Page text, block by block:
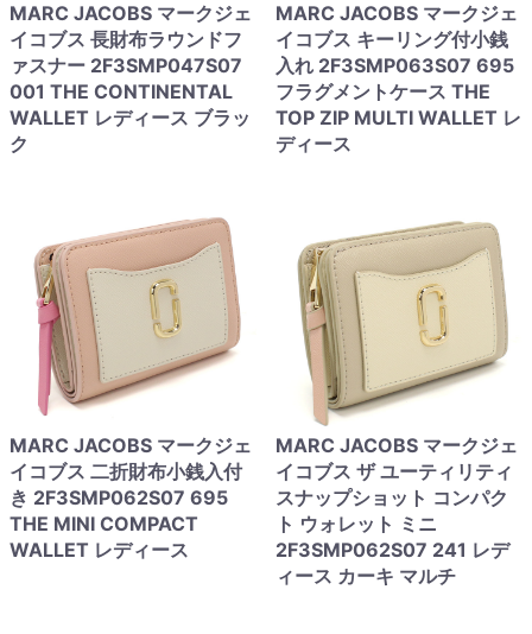
MARC JACOBS マークジェ
イコブス 長財布ラウンドフ
ァスナー 2F3SMP047S07
001 THE CONTINENTAL
WALLET レディース ブラッ
ク
MARC JACOBS マークジェ
イコブス キーリング付小銭
入れ 2F3SMP063S07 695
フラグメントケース THE
TOP ZIP MULTI WALLET レ
ディース
MARC JACOBS マークジェ
イコブス 二折財布小銭入付
き 2F3SMP062S07 695
THE MINI COMPACT
WALLET レディース
MARC JACOBS マークジェ
イコブス ザ ユーティリティ
スナップショット コンパク
ト ウォレット ミニ
2F3SMP062S07 241 レデ
ィース カーキ マルチ